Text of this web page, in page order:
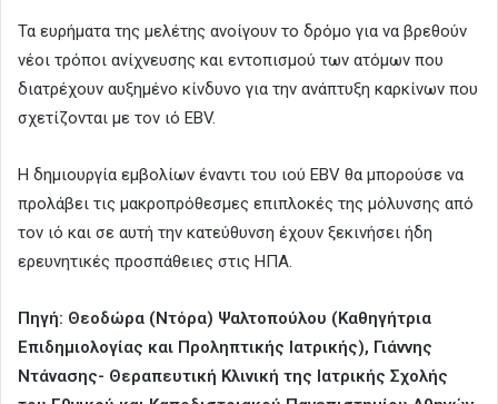
Τα ευρήματα της μελέτης ανοίγουν το δρόμο για να βρεθούν
νέοι τρόποι ανίχνευσης και εντοπισμού των ατόμων που
διατρέχουν αυξημένο κίνδυνο για την ανάπτυξη καρκίνων που
σχετίζονται με τον ιό EBV.
Η δημιουργία εμβολίων έναντι του ιού EBV θα μπορούσε να
προλάβει τις μακροπρόθεσμες επιπλοκές της μόλυνσης από
τον ιό και σε αυτή την κατεύθυνση έχουν ξεκινήσει ήδη
ερευνητικές προσπάθειες στις ΗΠΑ.
Πηγή: Θεοδώρα (Ντόρα) Ψαλτοπούλου (Καθηγήτρια
Επιδημιολογίας και Προληπτικής Ιατρικής), Γιάννης
Ντάνασης- Θεραπευτική Κλινική της Ιατρικής Σχολής